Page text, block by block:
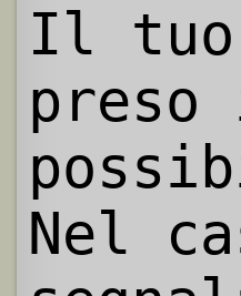
Il tuo
preso
Nel